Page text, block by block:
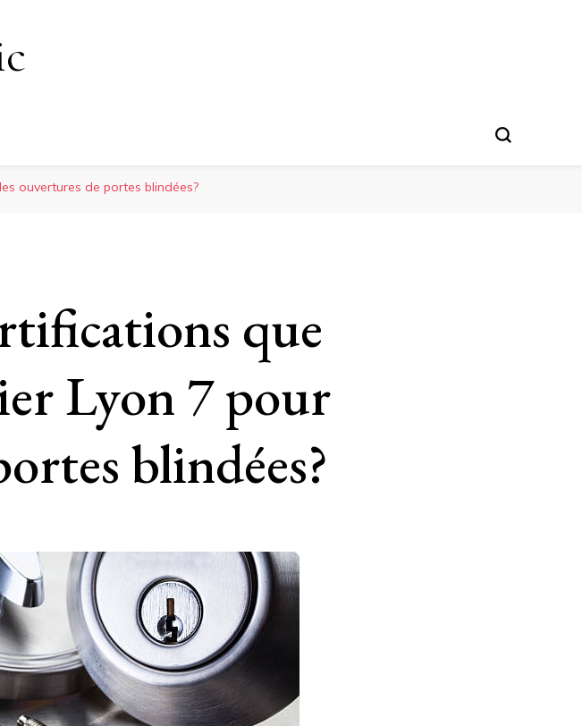
ouvertures de portes blindées?
que
Lyon 7 pour
blindées?